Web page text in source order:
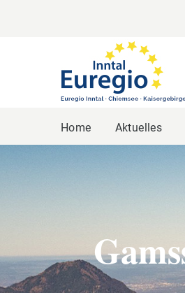
Home Aktuelles